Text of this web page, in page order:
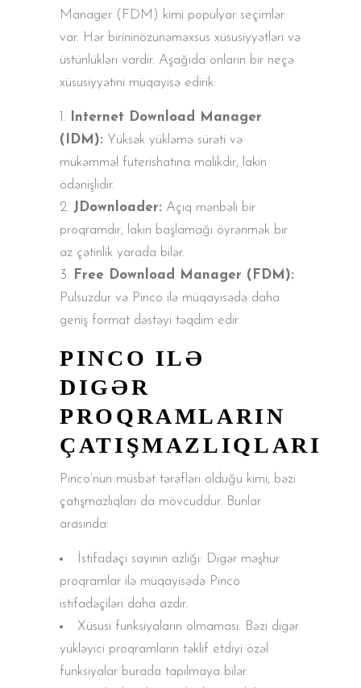
Manager (FDM) kimi populyar seçimlər
var. Hər birininözünəməxsus xüsusiyyətləri və
üstünlükləri vardır. Aşağıda onların bir neçə
xüsusiyyətini müqayisə edirik:
Internet Download Manager
(IDM): Yüksək yükləmə sürəti və
mükəmməl futerishatına malikdir, lakin
ödənişlidir.
JDownloader: Açıq mənbəli bir
proqramdır, lakin başlamağı öyrənmək bir
az çətinlik yarada bilər.
Free Download Manager (FDM):
Pulsuzdur və Pinco ilə müqayisədə daha
geniş format dəstəyi təqdim edir.
PINCO ILƏ
DIGƏR
PROQRAMLARIN
ÇATIŞMAZLIQLARI
Pinco’nun müsbət tərəfləri olduğu kimi, bəzi
çatışmazlıqları da mövcuddur. Bunlar
arasında:
İstifadəçi sayının azlığı: Digər məşhur
proqramlar ilə müqayisədə Pinco
istifadəçiləri daha azdır.
Xüsusi funksiyaların olmaması: Bəzi digər
yükləyici proqramların təklif etdiyi özəl
funksiyalar burada tapılmaya bilər.